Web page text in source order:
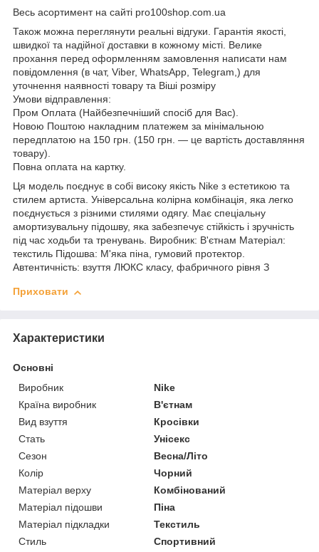
Весь асортимент на сайті pro100shop.com.ua
Також можна переглянути реальні відгуки. Гарантія якості,
швидкої та надійної доставки в кожному місті. Велике
прохання перед оформленням замовлення написати нам
повідомлення (в чат, Viber, WhatsApp, Telegram,) для
уточнення наявності товару та Віші розміру
Умови відправлення:
Пром Оплата (Найбезпечніший спосіб для Вас).
Новою Поштою накладним платежем за мінімальною
передплатою на 150 грн. (150 грн. — це вартість доставляння
товару).
Повна оплата на картку.
Ця модель поєднує в собі високу якість Nike з естетикою та
стилем артиста. Універсальна колірна комбінація, яка легко
поєднується з різними стилями одягу. Має спеціальну
амортизувальну підошву, яка забезпечує стійкість і зручність
під час ходьби та тренувань. Виробник: В'єтнам Матеріал:
текстиль Підошва: М'яка піна, гумовий протектор.
Автентичність: взуття ЛЮКС класу, фабричного рівня З
Приховати
Характеристики
Основні
Виробник
Nike
Країна виробник
В'єтнам
Вид взуття
Кросівки
Стать
Унісекс
Сезон
Весна/Літо
Колір
Чорний
Матеріал верху
Комбінований
Матеріал підошви
Піна
Матеріал підкладки
Текстиль
Стиль
Спортивний